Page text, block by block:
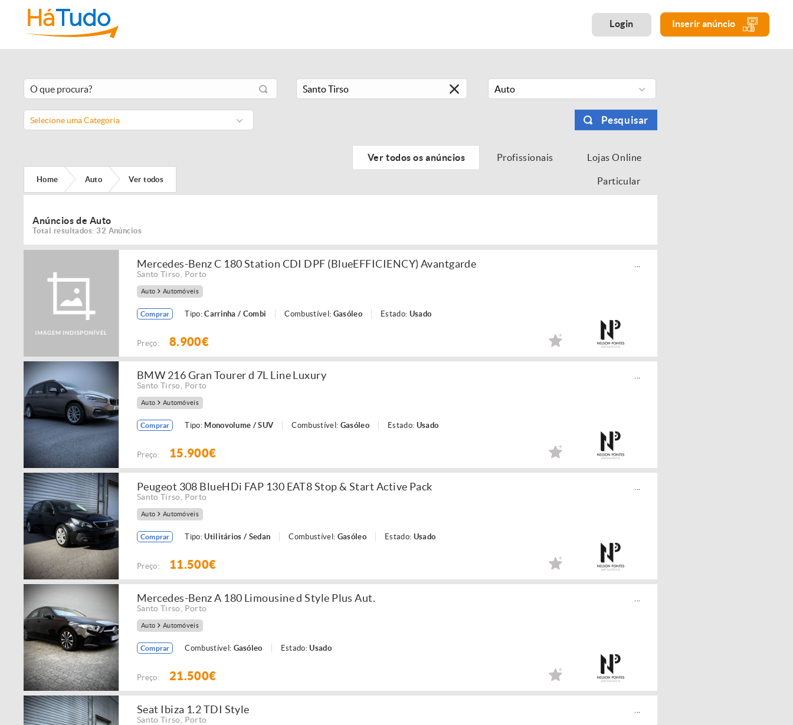
Login Inserir anúncio
Auto
Selecione uma Categoria Pesquisar
Home Auto Ver todos
Ver todos os anúncios Profissionais Lojas Online
Particular
Anúncios de Auto
Total resultados: 32 Anúncios
Mercedes-Benz C 180 Station CDI DPF (BlueEFFICIENCY) Avantgarde
Santo Tirso Porto
Auto Automóveis
Comprar Tipo:Carrinha / Combi Combustível: Gasóleo Estado: Usado
Preço: 8.900€
BMW 216 Gran Tourer d 7L Line Luxury
Santo Tirso Porto
Auto Automóveis
Comprar Tipo: Monovolume / SUV Combustível: Gasóleo Estado: Usado
Preço: 15.900€
Peugeot 308 BlueHDi FAP 130 EAT8 Stop & Start Active Pack
Santo Tirso Porto
Auto Automóveis
Comprar Tipo:Utilitários / Sedan Combustível: Gasóleo Estado: Usado
Preço: 11.500€
Mercedes-Benz A 180 Limousine d Style Plus Aut.
Santo Tirso Porto
Auto Automóveis
Comprar Combustível: Gasóleo Estado:Usado
Preço: 21.500€
Seat Ibiza 1.2 TDI Style
Santo Tirso Porto